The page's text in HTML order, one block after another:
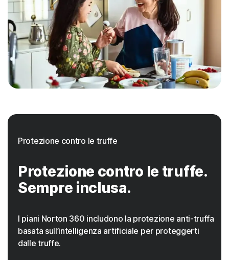
Protezione contro le truffe
Protezione contro le truffe.
Sempre inclusa.
I piani Norton 360 includono la protezione anti-truffa
basata sull’intelligenza artificiale per proteggerti
dalle truffe.